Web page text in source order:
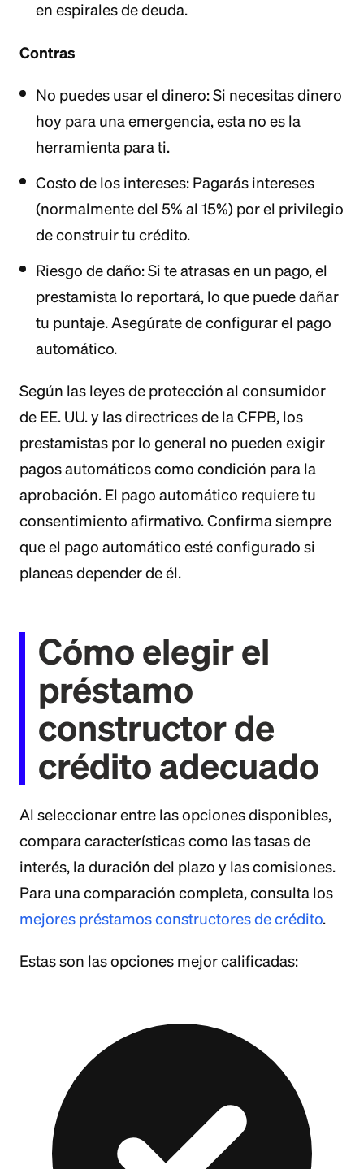
en espirales de deuda.
Contras
No puedes usar el dinero: Si necesitas dinero
hoy para una emergencia, esta no es la
herramienta para ti.
Costo de los intereses: Pagarás intereses
(normalmente del 5% al 15%) por el privilegio
de construir tu crédito.
Riesgo de daño: Si te atrasas en un pago, el
prestamista lo reportará, lo que puede dañar
tu puntaje. Asegúrate de configurar el pago
automático.
Según las leyes de protección al consumidor
de EE. UU. y las directrices de la CFPB, los
prestamistas por lo general no pueden exigir
pagos automáticos como condición para la
aprobación. El pago automático requiere tu
consentimiento afirmativo. Confirma siempre
que el pago automático esté configurado si
planeas depender de él.
Cómo elegir el
préstamo
constructor de
crédito adecuado
Al seleccionar entre las opciones disponibles,
compara características como las tasas de
interés, la duración del plazo y las comisiones.
Para una comparación completa, consulta los
mejores préstamos constructores de crédito.
Estas son las opciones mejor calificadas: